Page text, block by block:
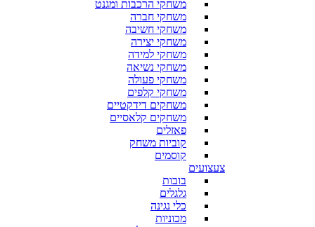
משחקי הרכבות ומגנט
משחקי חברה
משחקי חשיבה
משחקי יצירה
משחקי למידה
משחקי נשיאה
משחקי פעולה
משחקי קלפים
משחקים דידקטיים
משחקים קלאסיים
פאזלים
קוביות משחק
קוסמים
צעצועים
בובות
גלגלים
כלי נגינה
מכוניות